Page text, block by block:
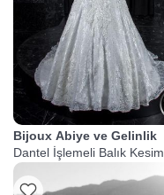
Bijoux Abiye ve Gelinlik
Dantel İşlemeli Balık Kesim
Gelinlik